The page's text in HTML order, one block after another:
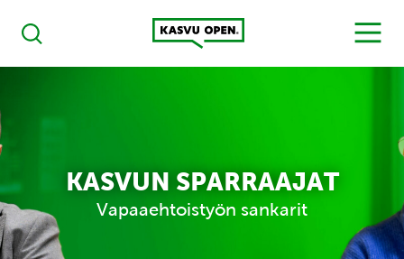
Haku
Kasvu Open
MENU
KASVUN SPARRAAJAT
Vapaaehtoistyön sankarit